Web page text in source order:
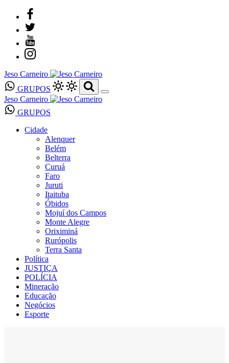
Jeso Carneiro
GRUPOS
Jeso Carneiro
GRUPOS
Cidade
Alenquer
Belém
Belterra
Curuá
Faro
Juruti
Itaituba
Óbidos
Mojuí dos Campos
Monte Alegre
Oriximiná
Rurópolis
Terra Santa
Política
JUSTIÇA
POLÍCIA
Mineração
Educação
Negócios
Esporte